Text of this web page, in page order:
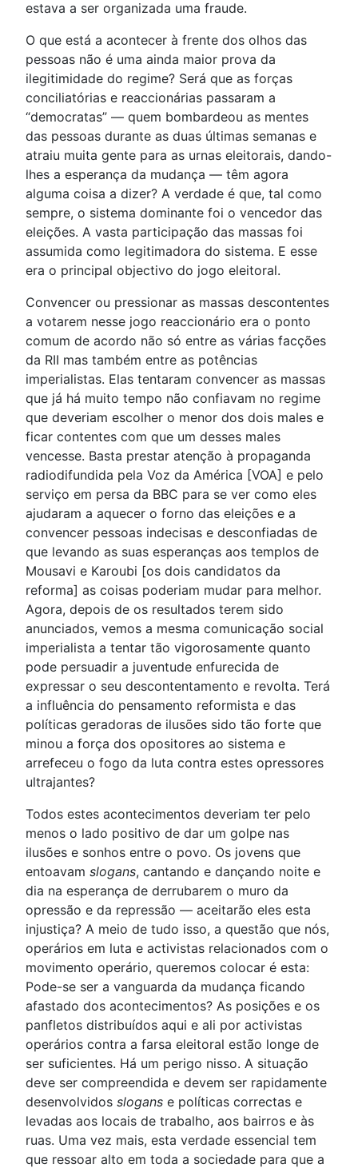
estava a ser organizada uma fraude.
O que está a acontecer à frente dos olhos das
pessoas não é uma ainda maior prova da
ilegitimidade do regime? Será que as forças
conciliatórias e reaccionárias passaram a
“democratas” — quem bombardeou as mentes
das pessoas durante as duas últimas semanas e
atraiu muita gente para as urnas eleitorais, dando-
lhes a esperança da mudança — têm agora
alguma coisa a dizer? A verdade é que, tal como
sempre, o sistema dominante foi o vencedor das
eleições. A vasta participação das massas foi
assumida como legitimadora do sistema. E esse
era o principal objectivo do jogo eleitoral.
Convencer ou pressionar as massas descontentes
a votarem nesse jogo reaccionário era o ponto
comum de acordo não só entre as várias facções
da RII mas também entre as potências
imperialistas. Elas tentaram convencer as massas
que já há muito tempo não confiavam no regime
que deveriam escolher o menor dos dois males e
ficar contentes com que um desses males
vencesse. Basta prestar atenção à propaganda
radiodifundida pela Voz da América [VOA] e pelo
serviço em persa da BBC para se ver como eles
ajudaram a aquecer o forno das eleições e a
convencer pessoas indecisas e desconfiadas de
que levando as suas esperanças aos templos de
Mousavi e Karoubi [os dois candidatos da
reforma] as coisas poderiam mudar para melhor.
Agora, depois de os resultados terem sido
anunciados, vemos a mesma comunicação social
imperialista a tentar tão vigorosamente quanto
pode persuadir a juventude enfurecida de
expressar o seu descontentamento e revolta. Terá
a influência do pensamento reformista e das
políticas geradoras de ilusões sido tão forte que
minou a força dos opositores ao sistema e
arrefeceu o fogo da luta contra estes opressores
ultrajantes?
Todos estes acontecimentos deveriam ter pelo
menos o lado positivo de dar um golpe nas
ilusões e sonhos entre o povo. Os jovens que
entoavam slogans, cantando e dançando noite e
dia na esperança de derrubarem o muro da
opressão e da repressão — aceitarão eles esta
injustiça? A meio de tudo isso, a questão que nós,
operários em luta e activistas relacionados com o
movimento operário, queremos colocar é esta:
Pode-se ser a vanguarda da mudança ficando
afastado dos acontecimentos? As posições e os
panfletos distribuídos aqui e ali por activistas
operários contra a farsa eleitoral estão longe de
ser suficientes. Há um perigo nisso. A situação
deve ser compreendida e devem ser rapidamente
desenvolvidos slogans e políticas correctas e
levadas aos locais de trabalho, aos bairros e às
ruas. Uma vez mais, esta verdade essencial tem
que ressoar alto em toda a sociedade para que a